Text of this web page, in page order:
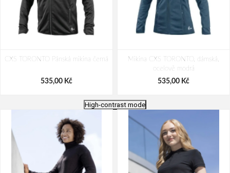
CXS TORONTO Pánská mikina černá
535,00 Kč
Mikina CXS TORONTO, dámská,
ocelově modrá
535,00 Kč
High-contrast mode